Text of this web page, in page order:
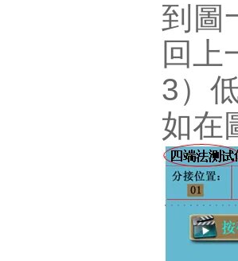
到圖
回上
3）
如在